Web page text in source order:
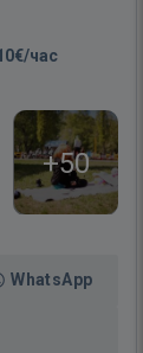
час
+50
WhatsApp